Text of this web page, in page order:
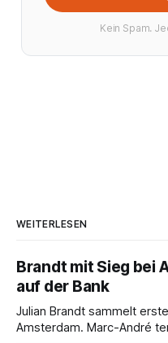
Kein Spam.
WEITERLESEN
Brandt mit Sieg bei
auf der Bank
Julian Brandt sammelt
Amsterdam. Marc-André